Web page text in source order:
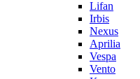
Lifan
Irbis
Nexus
Aprilia
Vespa
Vento